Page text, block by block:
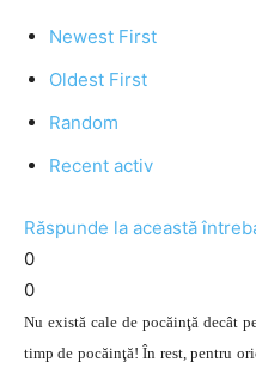
Newest First
Oldest First
Random
Recent activ
Răspunde la această
0
0
Nu există cale de pocăinţă decât
timp de pocăinţă! În rest, pentru